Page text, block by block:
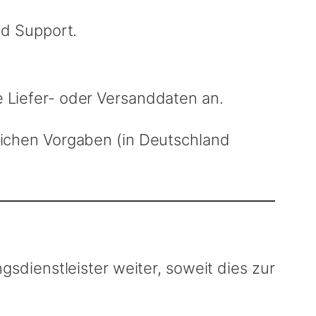
Support.
oder Versanddaten an.
Vorgaben (in Deutschland
weiter, soweit dies zur